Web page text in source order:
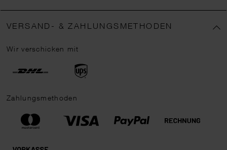
VERSAND- & ZAHLUNGSMETHODEN
Wir verschicken mit
Zahlungsmethoden